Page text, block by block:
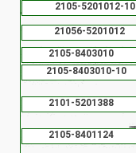
2101-5201388
2105-5201012-10
2105-8401124
2105-8403010
2105-8403010-10
21056-5201012